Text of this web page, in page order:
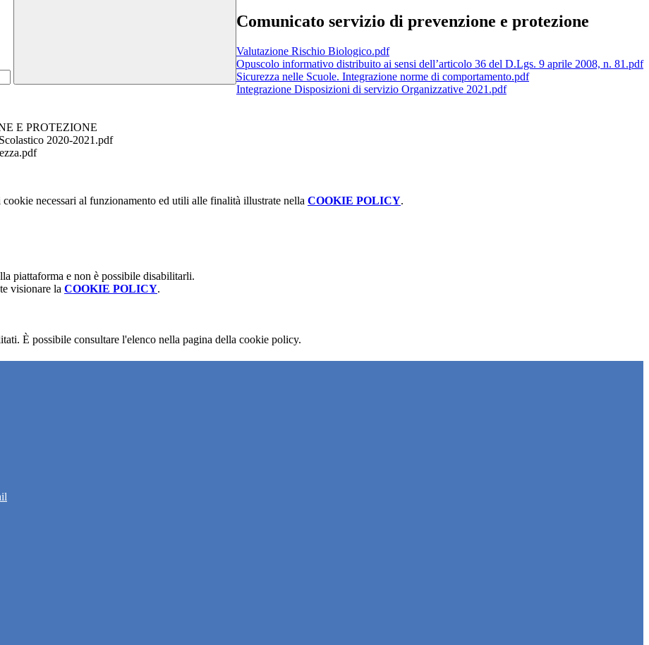
Comunicato servizio di prevenzione e protezione
Valutazione Rischio Biologico.pdf
Opuscolo informativo distribuito ai sensi dell’articolo 36 del D.Lgs. 9 aprile 2008, n. 81.pdf
Sicurezza nelle Scuole. Integrazione norme di comportamento.pdf
Integrazione Disposizioni di servizio Organizzative 2021.pdf
E PROTEZIONE
2020-2021.pdf
necessari al funzionamento ed utili alle finalità illustrate nella COOKIE POLICY.
piattaforma e non è possibile disabilitarli.
visionare la COOKIE POLICY.
È possibile consultare l'elenco nella pagina della cookie policy.